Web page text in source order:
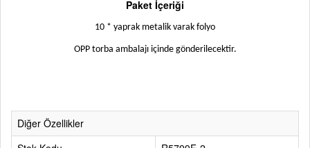
Paket İçeriği
10 * yaprak metalik varak folyo
OPP torba ambalajı içinde gönderilecektir.
Diğer Özellikler